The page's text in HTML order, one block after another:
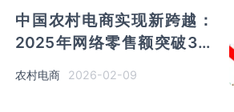
中国农村电商实现新跨越：
2025年网络零售额突破3万
亿元 供应链与物流体系全面
升级
农村电商 2026-02-09